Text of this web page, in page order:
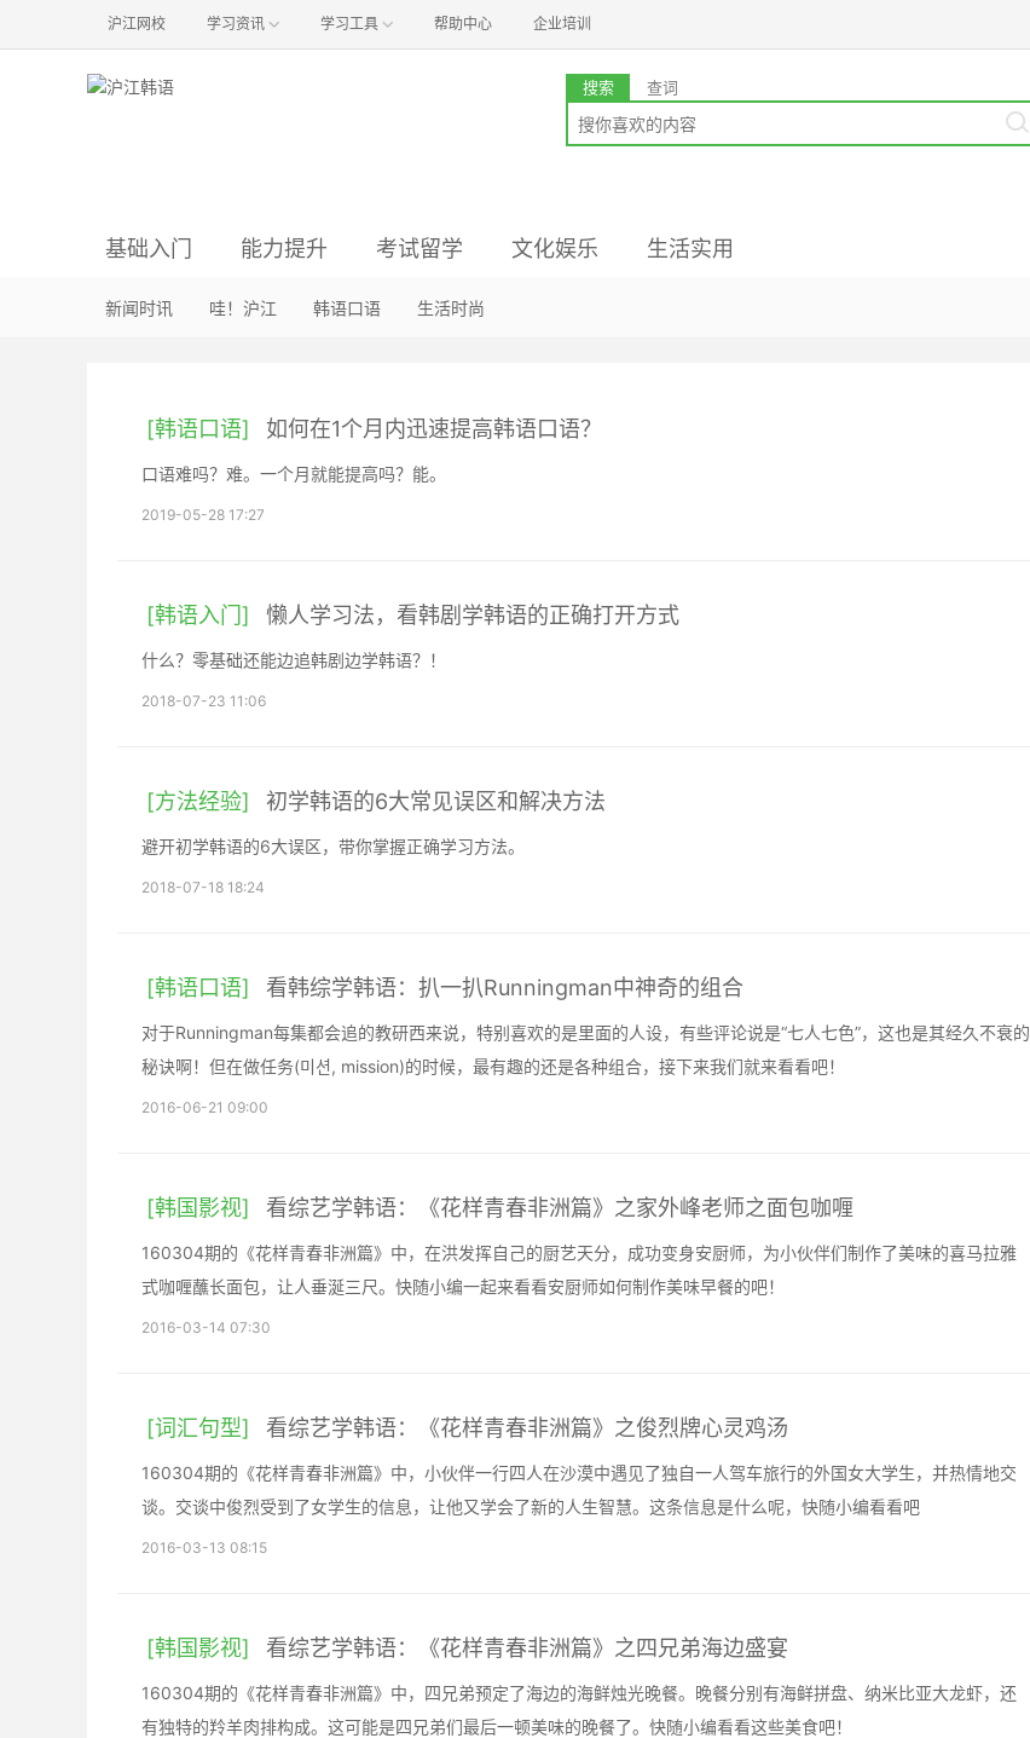
沪江网校 学习资讯 学习工具 帮助中心 企业培训
搜索 查词
基础入门 能力提升 考试留学 文化娱乐 生活实用
韩语语音 韩语入门 方法经验 词汇句型
语法辨析 韩语阅读 韩语听力 职场韩语
资讯与经验 真题解析 初级备考 中级备考
韩国影视 韩国音乐 明星娱乐 韩国旅游
新闻时讯 哇！沪江 韩语口语 生活时尚
[韩语口语] 如何在1个月内迅速提高韩语口语？
口语难吗？难。一个月就能提高吗？能。
2019-05-28 17:27
[韩语入门] 懒人学习法，看韩剧学韩语的正确打开方式
什么？零基础还能边追韩剧边学韩语？！
2018-07-23 11:06
[方法经验] 初学韩语的6大常见误区和解决方法
避开初学韩语的6大误区，带你掌握正确学习方法。
2018-07-18 18:24
[韩语口语] 看韩综学韩语：扒一扒Runningman中神奇的组合
对于Runningman每集都会追的教研西来说，特别喜欢的是里面的人设，有些评论说是“七人七色”，这也是其经久不衰的
秘诀啊！但在做任务(미션, mission)的时候，最有趣的还是各种组合，接下来我们就来看看吧！
2016-06-21 09:00
[韩国影视] 看综艺学韩语：《花样青春非洲篇》之家外峰老师之面包咖喱
160304期的《花样青春非洲篇》中，在洪发挥自己的厨艺天分，成功变身安厨师，为小伙伴们制作了美味的喜马拉雅
式咖喱蘸长面包，让人垂涎三尺。快随小编一起来看看安厨师如何制作美味早餐的吧！
2016-03-14 07:30
[词汇句型] 看综艺学韩语：《花样青春非洲篇》之俊烈牌心灵鸡汤
160304期的《花样青春非洲篇》中，小伙伴一行四人在沙漠中遇见了独自一人驾车旅行的外国女大学生，并热情地交
谈。交谈中俊烈受到了女学生的信息，让他又学会了新的人生智慧。这条信息是什么呢，快随小编看看吧
2016-03-13 08:15
[韩国影视] 看综艺学韩语：《花样青春非洲篇》之四兄弟海边盛宴
160304期的《花样青春非洲篇》中，四兄弟预定了海边的海鲜烛光晚餐。晚餐分别有海鲜拼盘、纳米比亚大龙虾，还
有独特的羚羊肉排构成。这可能是四兄弟们最后一顿美味的晚餐了。快随小编看看这些美食吧！